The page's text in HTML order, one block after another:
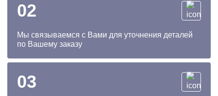
02
Мы связываемся с Вами для уточнения деталей
по Вашему заказу
03